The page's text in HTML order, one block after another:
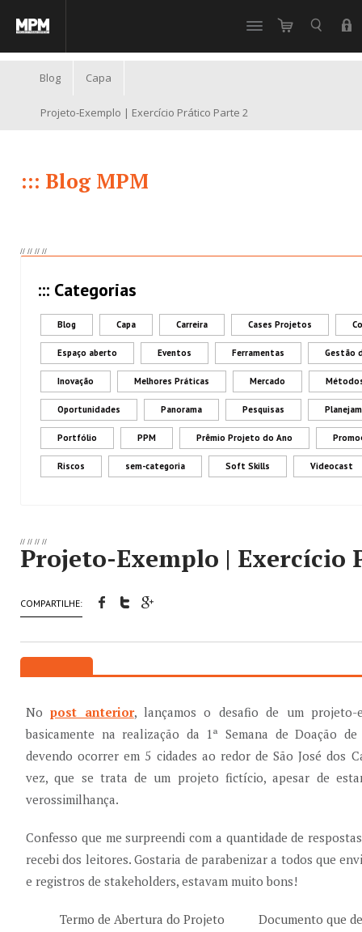
Blog Capa
Projeto-Exemplo | Exercício Prático Parte 2
::: Blog MPM
// // // //
::: Categorias
Blog Capa Carreira Cases Projetos
Espaço aberto Eventos Ferramentas Gestão
Inovação Melhores Práticas Mercado
Oportunidades Panorama Pesquisas
Portfólio PPM Prêmio Projeto do Ano
Riscos sem-categoria Soft Skills Videocast
// // // //
Projeto-Exemplo | Exercício
COMPARTILHE:
Nopost anterior, lançamos o desafio de um projeto-
basicamente na realização da 1ª Semana de Doação
devendo ocorrer em 5 cidades ao redor de São José dos
vez, que se trata de um projeto fictício, apesar de
verossimilhança.
Confesso que me surpreendi com a quantidade de
recebi dos leitores. Gostaria de parabenizar a todos que
e registros de stakeholders, estavam muito bons!
Termo de Abertura do Projeto
Documento que